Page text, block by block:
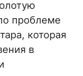
проблеме
которая
в